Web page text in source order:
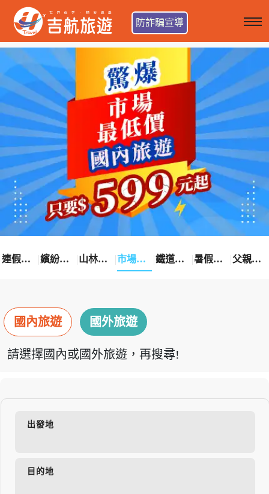
防詐騙宣導
連假卡位趣 繽紛花漾季 山林輕旅行 市場最低價 鐵道觀光之旅 暑假熱賣中 父親節優惠
國內旅遊 國外旅遊
請選擇國內或國外旅遊，再搜尋!
出發地
目的地